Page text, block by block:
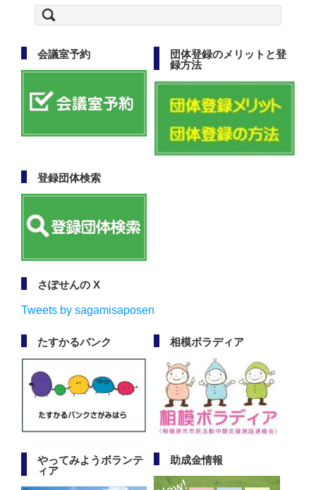
索:
会議室予約
団体登録のメリットと登
録方法
登録団体検索
さぽせんの X
Tweets by sagamisaposen
たすかるバンク 相模ボラディア
やってみようボランテ
ィア
助成金情報